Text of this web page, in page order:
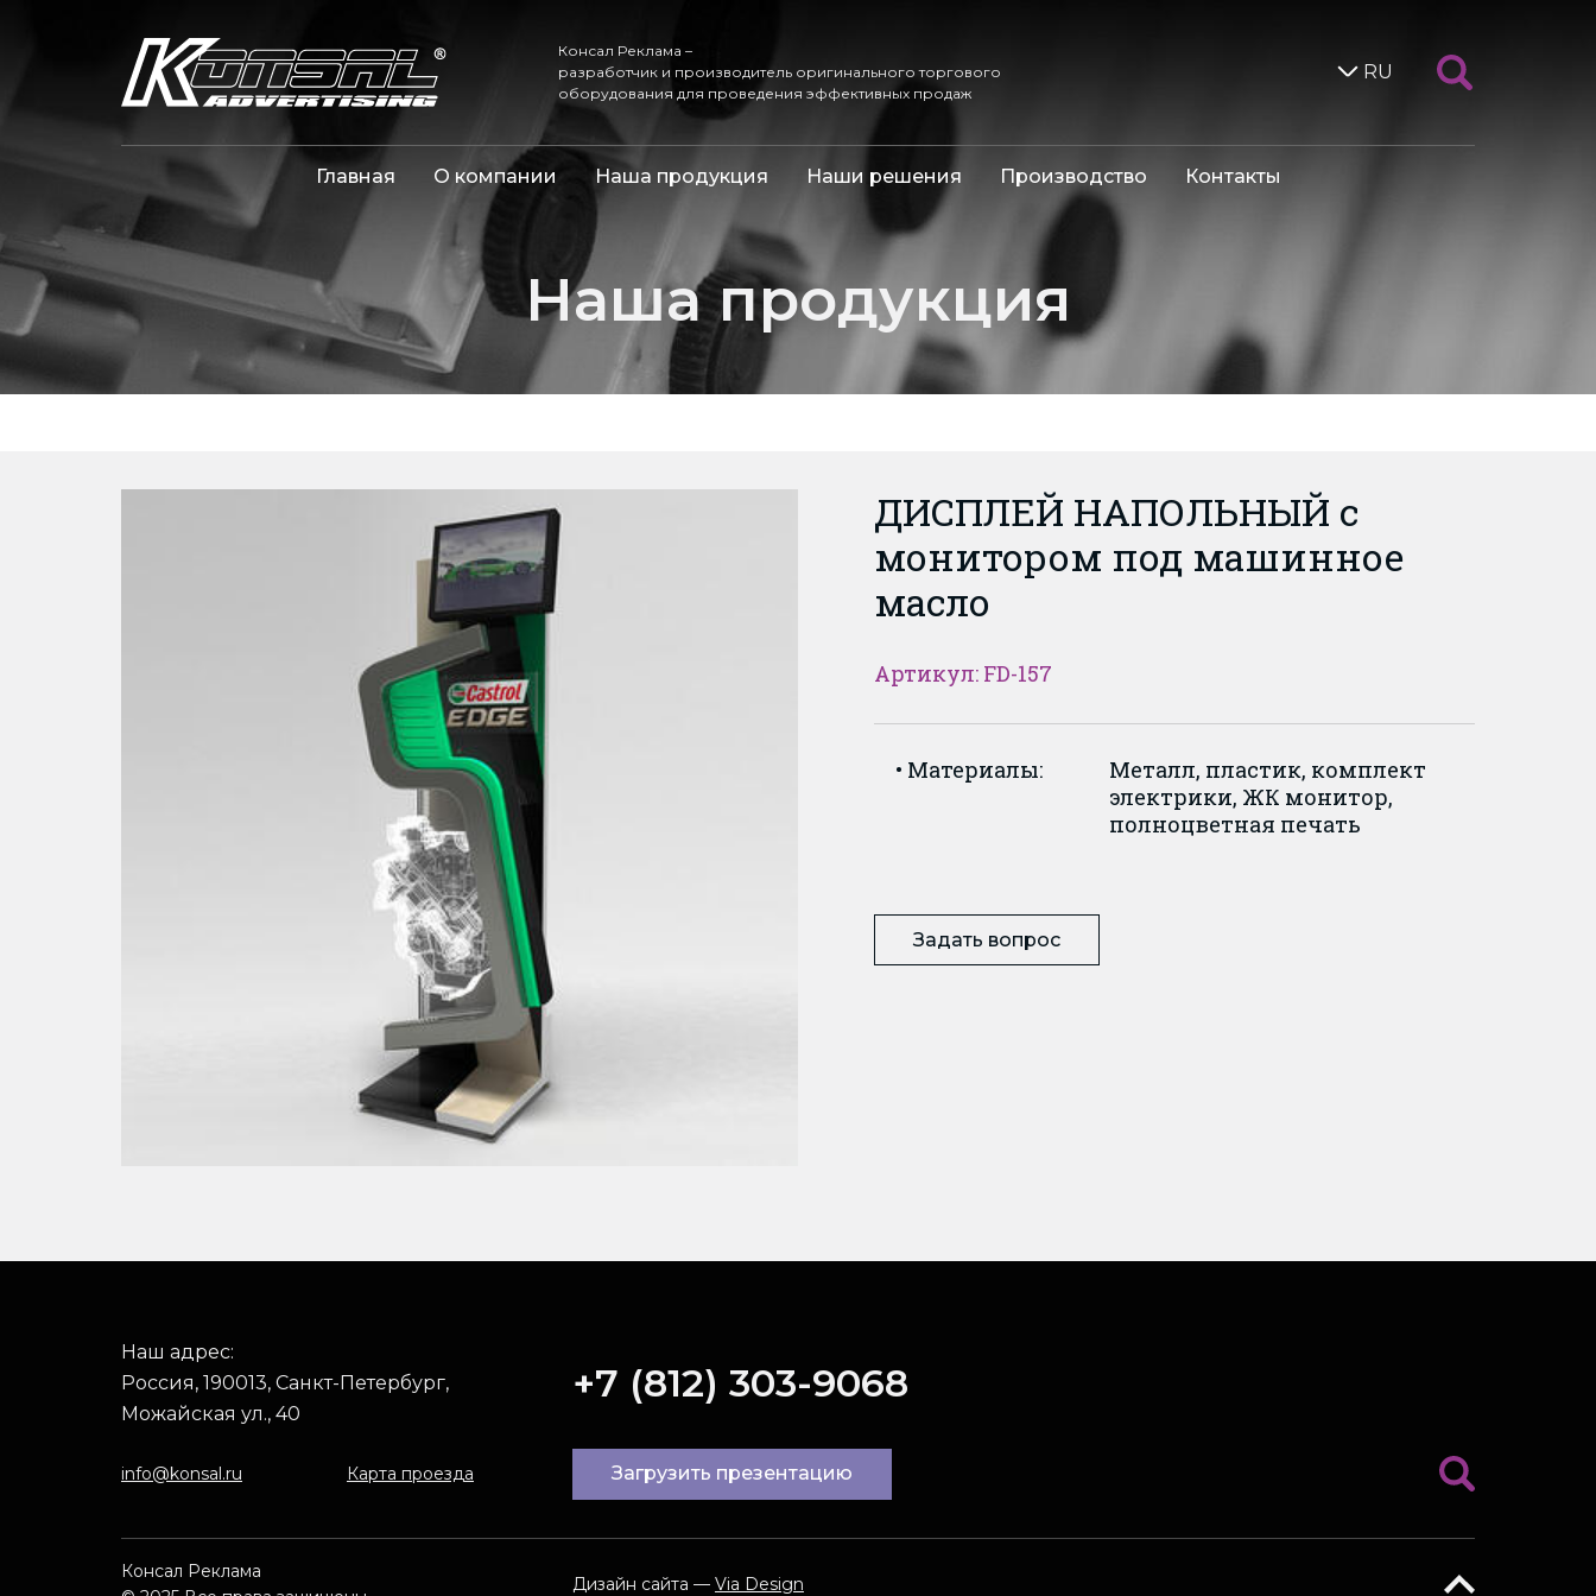
Консал Реклама –
разработчик и производитель оригинального торгового
оборудования для проведения эффективных продаж
RU
Главная О компании Наша продукция Наши решения Производство Контакты
Наша продукция
ДИСПЛЕЙ НАПОЛЬНЫЙ с
монитором под машинное
масло
Артикул: FD-157
Материалы:
Металл, пластик, комплект
электрики, ЖК монитор,
полноцветная печать
Задать вопрос
Наш адрес:
Россия, 190013, Санкт-Петербург,
Можайская ул., 40
+7 (812) 303-9068
info@konsal.ru Карта проезда Загрузить презентацию
Консал Реклама
Дизайн сайта — Via Design